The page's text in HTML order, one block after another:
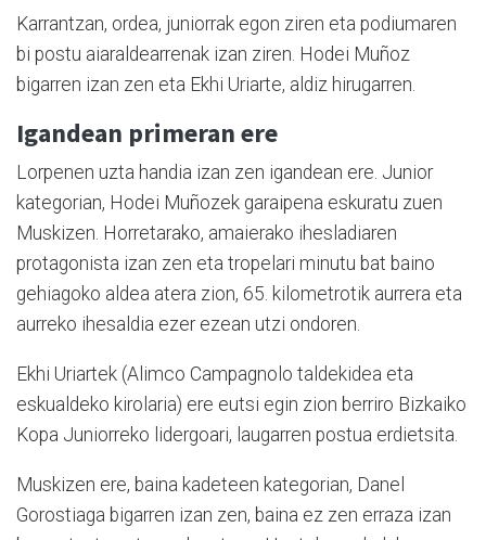
Karrantzan, ordea, juniorrak egon ziren eta podiumaren
bi postu aiaraldearrenak izan ziren. Hodei Muñoz
bigarren izan zen eta Ekhi Uriarte, aldiz hirugarren.
Igandean primeran ere
Lorpenen uzta handia izan zen igandean ere. Junior
kategorian, Hodei Muñozek garaipena eskuratu zuen
Muskizen. Horretarako, amaierako ihesladiaren
protagonista izan zen eta tropelari minutu bat baino
gehiagoko aldea atera zion, 65. kilometrotik aurrera eta
aurreko ihesaldia ezer ezean utzi ondoren.
Ekhi Uriartek (Alimco Campagnolo taldekidea eta
eskualdeko kirolaria) ere eutsi egin zion berriro Bizkaiko
Kopa Juniorreko lidergoari, laugarren postua erdietsita.
Muskizen ere, baina kadeteen kategorian, Danel
Gorostiaga bigarren izan zen, baina ez zen erraza izan